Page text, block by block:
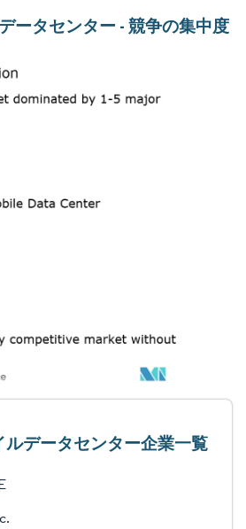
ータセンター - 競争の集中度
ルデータセンター企業一覧